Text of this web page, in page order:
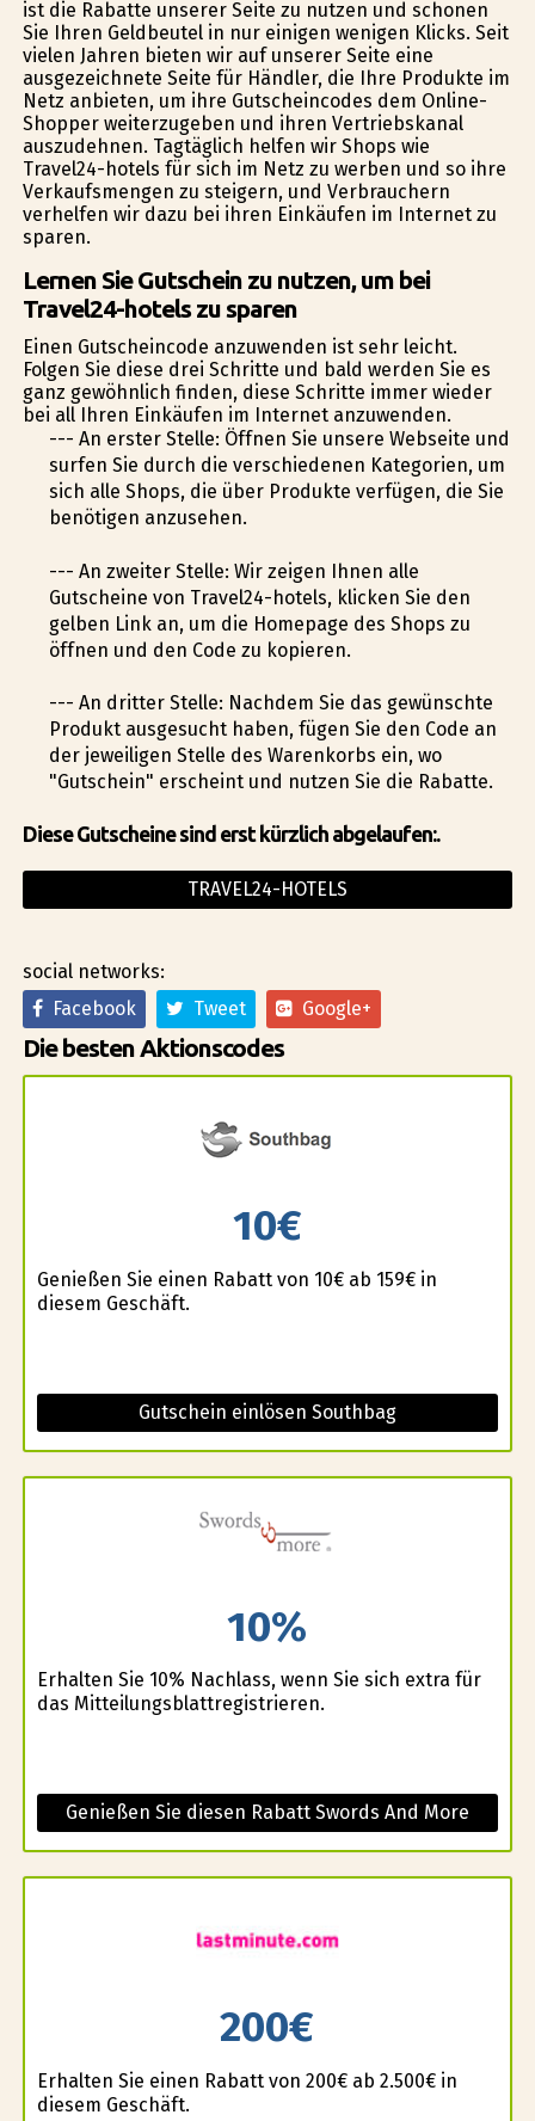
ist die Rabatte unserer Seite zu nutzen und schonen
Sie Ihren Geldbeutel in nur einigen wenigen Klicks. Seit
vielen Jahren bieten wir auf unserer Seite eine
ausgezeichnete Seite für Händler, die Ihre Produkte im
Netz anbieten, um ihre Gutscheincodes dem Online-
Shopper weiterzugeben und ihren Vertriebskanal
auszudehnen. Tagtäglich helfen wir Shops wie
Travel24-hotels für sich im Netz zu werben und so ihre
Verkaufsmengen zu steigern, und Verbrauchern
verhelfen wir dazu bei ihren Einkäufen im Internet zu
sparen.
Lernen Sie Gutschein zu nutzen, um bei
Travel24-hotels zu sparen
Einen Gutscheincode anzuwenden ist sehr leicht.
Folgen Sie diese drei Schritte und bald werden Sie es
ganz gewöhnlich finden, diese Schritte immer wieder
bei all Ihren Einkäufen im Internet anzuwenden.
--- An erster Stelle: Öffnen Sie unsere Webseite und
surfen Sie durch die verschiedenen Kategorien, um
sich alle Shops, die über Produkte verfügen, die Sie
benötigen anzusehen.
--- An zweiter Stelle: Wir zeigen Ihnen alle
Gutscheine von Travel24-hotels, klicken Sie den
gelben Link an, um die Homepage des Shops zu
öffnen und den Code zu kopieren.
--- An dritter Stelle: Nachdem Sie das gewünschte
Produkt ausgesucht haben, fügen Sie den Code an
der jeweiligen Stelle des Warenkorbs ein, wo
"Gutschein" erscheint und nutzen Sie die Rabatte.
Diese Gutscheine sind erst kürzlich abgelaufen:.
TRAVEL24-HOTELS
social networks:
Facebook
Tweet Google+
Die besten Aktionscodes
10€
Genießen Sie einen Rabatt von 10€ ab 159€ in
diesem Geschäft.
Gutschein einlösen Southbag
10%
Erhalten Sie 10% Nachlass, wenn Sie sich extra für
das Mitteilungsblattregistrieren.
Genießen Sie diesen Rabatt Swords And More
200€
Erhalten Sie einen Rabatt von 200€ ab 2.500€ in
diesem Geschäft.